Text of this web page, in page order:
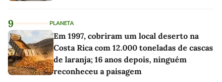
9 PLANETA
Em 1997, cobriram um local deserto na
Costa Rica com 12.000 toneladas de cascas
de laranja; 16 anos depois, ninguém
reconheceu a paisagem